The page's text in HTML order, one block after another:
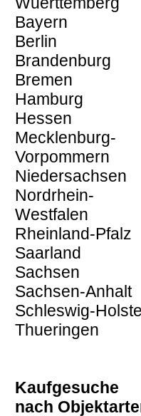
Bayern
Berlin
Brandenburg
Bremen
Hamburg
Hessen
Mecklenburg-
Vorpommern
Niedersachsen
Nordrhein-
Westfalen
Rheinland-Pfalz
Saarland
Sachsen
Sachsen-Anhalt
Schleswig-
Thueringen
Kaufgesuche
nach